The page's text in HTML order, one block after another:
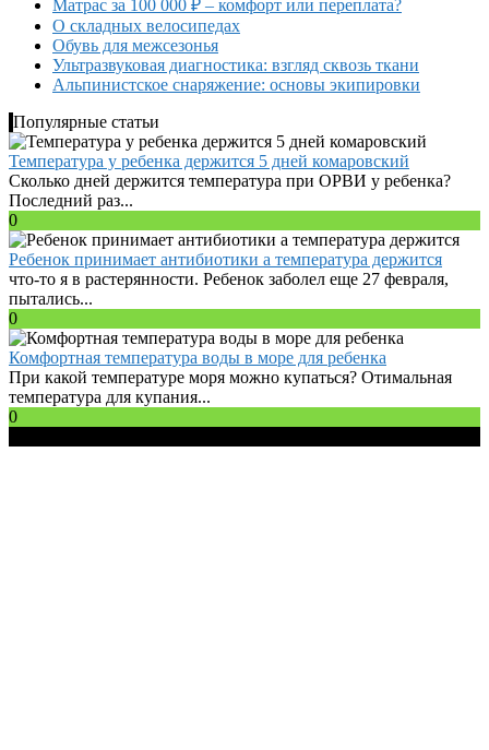
Матрас за 100 000 ₽ – комфорт или переплата?
О складных велосипедах
Обувь для межсезонья
Ультразвуковая диагностика: взгляд сквозь ткани
Альпинистское снаряжение: основы экипировки
Популярные статьи
Температура у ребенка держится 5 дней комаровский
Сколько дней держится температура при ОРВИ у ребенка?
Последний раз...
0
Ребенок принимает антибиотики а температура держится
что-то я в растерянности. Ребенок заболел еще 27 февраля,
пытались...
0
Комфортная температура воды в море для ребенка
При какой температуре моря можно купаться? Отимальная
температура для купания...
0